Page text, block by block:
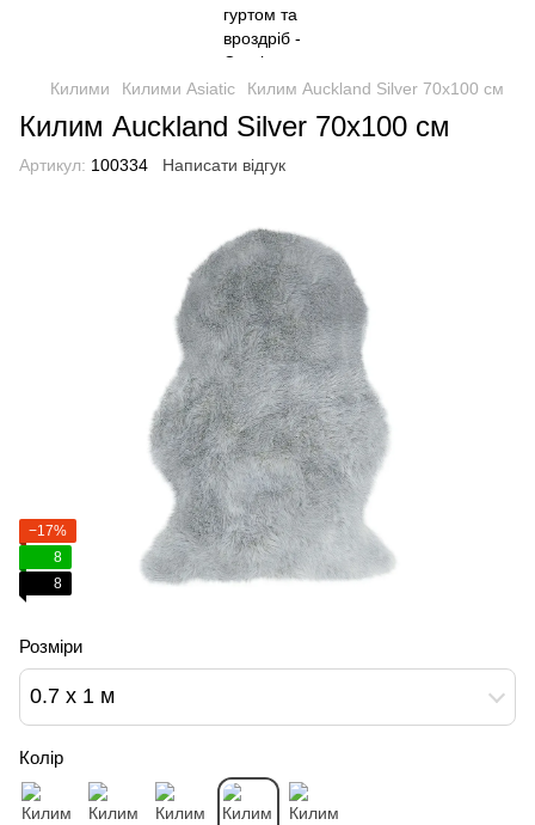
Килими Килими Asiatic Килим Auckland Silver 70х100 см
Килим Auckland Silver 70х100 см
Артикул: 100334 Написати відгук
−17%
8
8
Розміри
0.7 х 1 м
Колір